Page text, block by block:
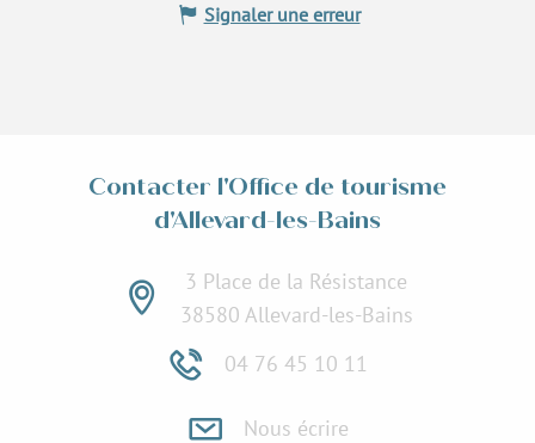
Signaler une erreur
Contacter l'Office de tourisme
d'Allevard-les-Bains
3 Place de la Résistance
38580 Allevard-les-Bains
04 76 45 10 11
Nous écrire